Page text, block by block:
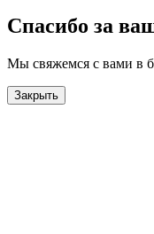
Спасибо за
Мы свяжемся с вами в
Закрыть